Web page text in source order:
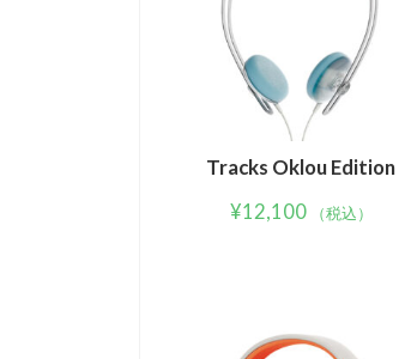
Tracks Oklou Edition
¥12,100 （税込）